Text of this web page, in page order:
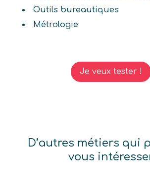
Outils bureautiques
Métrologie
Je veux tester !
D’autres métiers qui
vous